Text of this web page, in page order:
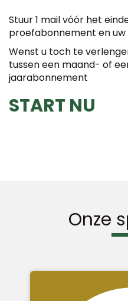
Stuur 1 mail vóór het
proefabonnement en
Wenst u toch te
tussen een maand- of
jaarabonnement
START NU
Onze